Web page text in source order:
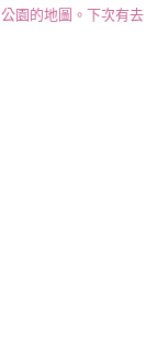
公園的地圖。下次有